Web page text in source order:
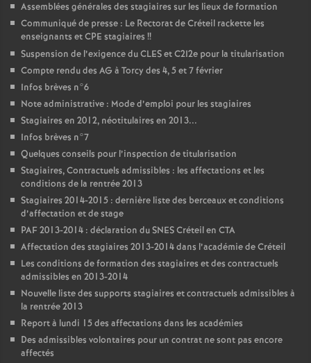
Assemblées générales des stagiaires sur les lieux de formation
Communiqué de presse : Le Rectorat de Créteil rackette les
enseignants etCPE stagiaires !!
Suspension de l’exigence duCLESet C2I2e pour la titularisation
Compte rendu des AG à Torcy des 4, 5 et 7 février
Infos brèves n°6
Note administrative : Mode d’emploi pour les stagiaires
Stagiaires en 2012, néotitulaires en 2013...
Infos brèves n°7
Quelques conseils pour l’inspection de titularisation
Stagiaires, Contractuels admissibles : les affectations et les
conditions de la rentrée 2013
Stagiaires 2014-2015 : dernière liste des berceaux et conditions
d’affectation et de stage
PAF2013-2014 : déclaration duSNESCréteil en CTA
Affectation des stagiaires 2013-2014 dans l’académie de Créteil
Les conditions de formation des stagiaires et des contractuels
admissibles en 2013-2014
Nouvelle liste des supports stagiaires et contractuels admissibles à
la rentrée 2013
Report à lundi 15 des affectations dans les académies
Des admissibles volontaires pour un contrat ne sont pas encore
affectés